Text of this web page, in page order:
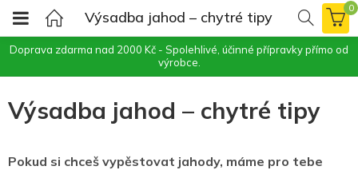
Doprava zdarma nad 2000 Kč - Spolehlivé, účinné přípravky přímo od
výrobce.
Výsadba jahod – chytré tipy
0
Výsadba jahod – chytré tipy
Pokud si chceš vypěstovat jahody, máme pro tebe